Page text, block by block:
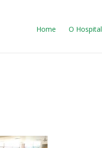
Home O Hospital